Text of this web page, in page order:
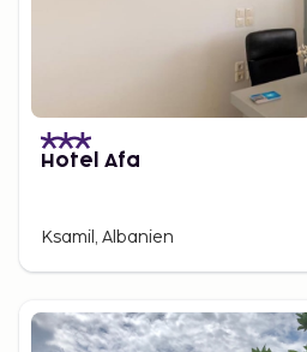
Hotel Afa
Ksamil, Albanien